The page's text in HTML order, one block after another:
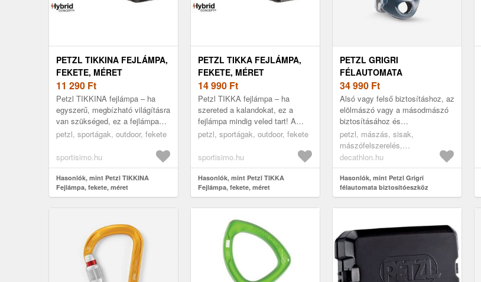
PETZL TIKKINA FEJLÁMPA,
FEKETE, MÉRET
11 290 Ft
Petzl TIKKINA fejlámpa – ha
egyszerű, megbízható világításra
van szükséged, ez a fejlámpa
nem hagy cserben! A TIKKINA
petzl, sportágak, outdoor, fekete
sportisimo.hu
Hasonlók, mint Petzl TIKKINA
Fejlámpa, fekete, méret
PETZL TIKKA FEJLÁMPA,
FEKETE, MÉRET
14 990 Ft
Petzl TIKKA fejlámpa – ha
szereted a kalandokat, ez a
fejlámpa mindig veled tart! A
TIKKA 350 lumenes fényereje
kempi...
petzl, sportágak, outdoor, fekete
sportisimo.hu
Hasonlók, mint Petzl TIKKA
Fejlámpa, fekete, méret
PETZL GRIGRI
FÉLAUTOMATA
BIZTOSÍTÓESZKÖZ
34 990 Ft
Alsó vagy felső biztosításhoz, az
elölmászó vagy a másodmászó
biztosításához és
ereszkedéshez fix kötélen.
Félautomata rásegítő féke miatt
a lapkák...
petzl, mászás, sisak,
mászófelszerelés,
biztosítóeszköz, ......
decathlon.hu
Hasonlók, mint Petzl Grigri
félautomata biztosítóeszköz